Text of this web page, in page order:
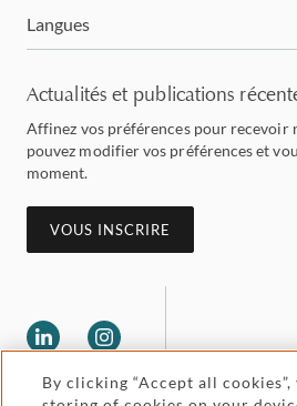
Langues
Actualités et publications
Affinez vos préférences pour recevoir
pouvez modifier vos préférences et
moment.
VOUS INSCRIRE
By clicking “Accept all